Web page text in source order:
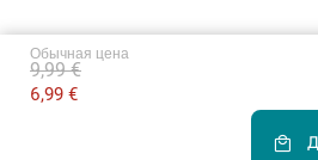
Обычная цена
6,99 €
9,99 €